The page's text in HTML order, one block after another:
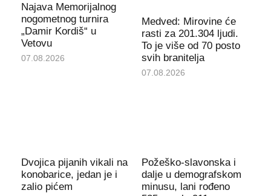
Najava Memorijalnog
nogometnog turnira
„Damir Kordiš“ u
Vetovu
07.08.2026
Medved: Mirovine će
rasti za 201.304 ljudi.
To je više od 70 posto
svih branitelja
07.08.2026
Dvojica pijanih vikali na
konobarice, jedan je i
zalio pićem
Požeško-slavonska i
dalje u demografskom
minusu, lani rođeno